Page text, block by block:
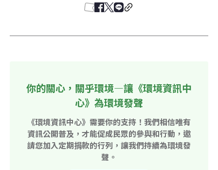
你的關心，關乎環境—讓《環境資訊中
心》為環境發聲
《環境資訊中心》需要你的支持！我們相信唯有
資訊公開普及，才能促成民眾的參與和行動，邀
請您加入定期捐款的行列，讓我們持續為環境發
聲。